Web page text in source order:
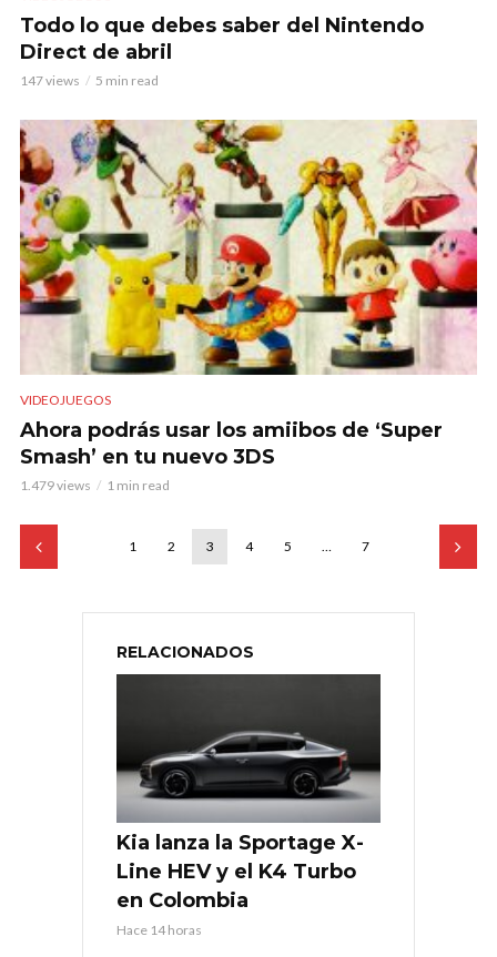
Todo lo que debes saber del Nintendo
Direct de abril
147 views 5 min read
VIDEOJUEGOS
Ahora podrás usar los amiibos de ‘Super
Smash’ en tu nuevo 3DS
1.479 views 1 min read
1 2 3 4 5 … 7
RELACIONADOS
Kia lanza la Sportage X-
Line HEV y el K4 Turbo
en Colombia
Hace 14 horas